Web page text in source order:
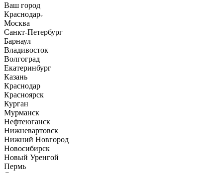
Ваш город
Краснодар
Москва
Санкт-Петербург
Барнаул
Владивосток
Волгоград
Екатеринбург
Казань
Краснодар
Красноярск
Курган
Мурманск
Нефтеюганск
Нижневартовск
Нижний Новгород
Новосибирск
Новый Уренгой
Пермь